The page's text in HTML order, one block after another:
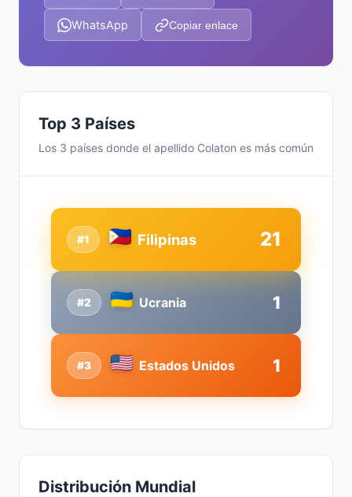
WhatsApp Copiar enlace
Top 3 Países
Los 3 países donde el apellido Colaton es más común
#2 Ucrania 1
#1 Filipinas 21
#3 Estados Unidos 1
Distribución Mundial